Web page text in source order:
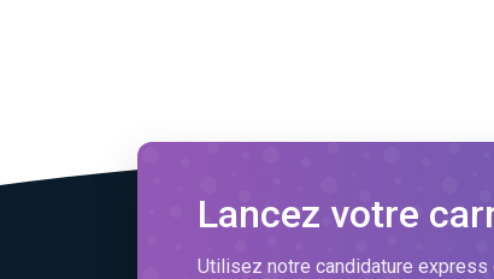
Lancez votre
Utilisez notre candidature